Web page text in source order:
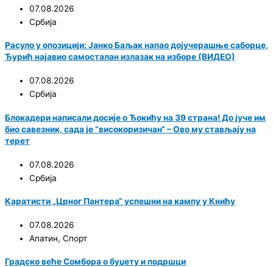
07.08.2026
Србија
Расуло у опозицији: Јанко Баљак напао дојучерашње саборце,
Ђурић најавио самосталан излазак на изборе (ВИДЕО)
07.08.2026
Србија
Блокадери написали досије о Ђокићу на 39 страна! До јуче им
био савезник, сада је “високоризичан“ – Ово му стављају на
терет
07.08.2026
Србија
Каратисти „Црног Пантера“ успешни на кампу у Книћу
07.08.2026
Апатин, Спорт
Градско веће Сомбора о буџету и подршци